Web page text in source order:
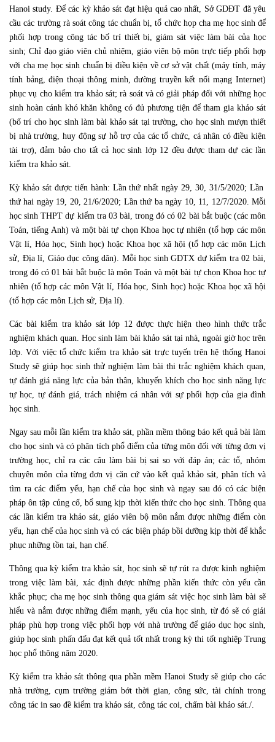
Hanoi study. Để các kỳ khảo sát đạt hiệu quả cao nhất, Sở GDĐT đã yêu
cầu các trường rà soát công tác chuẩn bị, tổ chức họp cha mẹ học sinh để
phối hợp trong công tác bố trí thiết bị, giám sát việc làm bài của học
sinh; Chỉ đạo giáo viên chủ nhiệm, giáo viên bộ môn trực tiếp phối hợp
với cha mẹ học sinh chuẩn bị điều kiện về cơ sở vật chất (máy tính, máy
tính bảng, điện thoại thông minh, đường truyền kết nối mạng Internet)
phục vụ cho kiểm tra khảo sát; rà soát và có giải pháp đối với những học
sinh hoàn cảnh khó khăn không có đủ phương tiện để tham gia khảo sát
(bố trí cho học sinh làm bài khảo sát tại trường, cho học sinh mượn thiết
bị nhà trường, huy động sự hỗ trợ của các tổ chức, cá nhân có điều kiện
tài trợ), đảm bảo cho tất cả học sinh lớp 12 đều được tham dự các lần
kiểm tra khảo sát.
Kỳ khảo sát được tiến hành: Lần thứ nhất ngày 29, 30, 31/5/2020; Lần
thứ hai ngày 19, 20, 21/6/2020; Lần thứ ba ngày 10, 11, 12/7/2020. Mỗi
học sinh THPT dự kiểm tra 03 bài, trong đó có 02 bài bắt buộc (các môn
Toán, tiếng Anh) và một bài tự chọn Khoa học tự nhiên (tổ hợp các môn
Vật lí, Hóa học, Sinh học) hoặc Khoa học xã hội (tổ hợp các môn Lịch
sử, Địa lí, Giáo dục công dân). Mỗi học sinh GDTX dự kiểm tra 02 bài,
trong đó có 01 bài bắt buộc là môn Toán và một bài tự chọn Khoa học tự
nhiên (tổ hợp các môn Vật lí, Hóa học, Sinh học) hoặc Khoa học xã hội
(tổ hợp các môn Lịch sử, Địa lí).
Các bài kiểm tra khảo sát lớp 12 được thực hiện theo hình thức trắc
nghiệm khách quan. Học sinh làm bài khảo sát tại nhà, ngoài giờ học trên
lớp. Với việc tổ chức kiểm tra khảo sát trực tuyến trên hệ thống Hanoi
Study sẽ giúp học sinh thử nghiệm làm bài thi trắc nghiệm khách quan,
tự đánh giá năng lực của bản thân, khuyến khích cho học sinh năng lực
tự học, tự đánh giá, trách nhiệm cá nhân với sự phối hợp của gia đình
học sinh.
Ngay sau mỗi lần kiểm tra khảo sát, phần mềm thông báo kết quả bài làm
cho học sinh và có phân tích phổ điểm của từng môn đối với từng đơn vị
trường học, chỉ ra các câu làm bài bị sai so với đáp án; các tổ, nhóm
chuyên môn của từng đơn vị căn cứ vào kết quả khảo sát, phân tích và
tìm ra các điểm yếu, hạn chế của học sinh và ngay sau đó có các biện
pháp ôn tập củng cố, bổ sung kịp thời kiến thức cho học sinh. Thông qua
các lần kiểm tra khảo sát, giáo viên bộ môn nắm được những điểm còn
yếu, hạn chế của học sinh và có các biện pháp bồi dưỡng kịp thời để khắc
phục những tồn tại, hạn chế.
Thông qua kỳ kiểm tra khảo sát, học sinh sẽ tự rút ra được kinh nghiệm
trong việc làm bài, xác định được những phần kiến thức còn yếu cần
khắc phục; cha mẹ học sinh thông qua giám sát việc học sinh làm bài sẽ
hiểu và nắm được những điểm mạnh, yếu của học sinh, từ đó sẽ có giải
pháp phù hợp trong việc phối hợp với nhà trường để giáo dục học sinh,
giúp học sinh phấn đấu đạt kết quả tốt nhất trong kỳ thi tốt nghiệp Trung
học phổ thông năm 2020.
Kỳ kiểm tra khảo sát thông qua phần mềm Hanoi Study sẽ giúp cho các
nhà trường, cụm trường giảm bớt thời gian, công sức, tài chính trong
công tác in sao đề kiểm tra khảo sát, công tác coi, chấm bài khảo sát./.